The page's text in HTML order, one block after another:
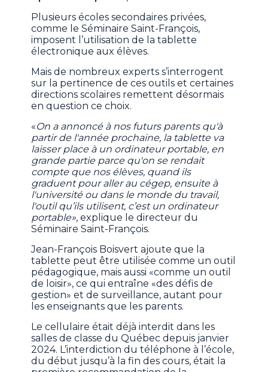
Plusieurs écoles secondaires privées,
comme le Séminaire Saint-François,
imposent l’utilisation de la tablette
électronique aux élèves.
Mais de nombreux experts s’interrogent
sur la pertinence de ces outils et certaines
directions scolaires remettent désormais
en question ce choix.
«On a annoncé à nos futurs parents qu'à
partir de l'année prochaine, la tablette va
laisser place à un ordinateur portable, en
grande partie parce qu'on se rendait
compte que nos élèves, quand ils
graduent pour aller au cégep, ensuite à
l'université ou dans le monde du travail,
l'outil qu’ils utilisent, c’est un ordinateur
portable», explique le directeur du
Séminaire Saint-François.
Jean-François Boisvert ajoute que la
tablette peut être utilisée comme un outil
pédagogique, mais aussi «comme un outil
de loisir», ce qui entraîne «des défis de
gestion» et de surveillance, autant pour
les enseignants que les parents.
Le cellulaire était déjà interdit dans les
salles de classe du Québec depuis janvier
2024. L’interdiction du téléphone à l’école,
du début jusqu’à la fin des cours, était la